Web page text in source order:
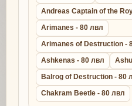
Andreas Captain of the
Arimanes - 80 лвл
Arimanes of Destruction -
Ashkenas - 80 лвл
Balrog of Destruction - 80
Chakram Beetle - 80 лвл